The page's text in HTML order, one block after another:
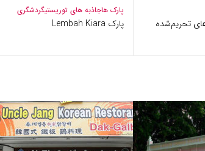
تحریم‌شده
پارک هاجاذبه های توریستیگردشگری
پارک Lembah Kiara